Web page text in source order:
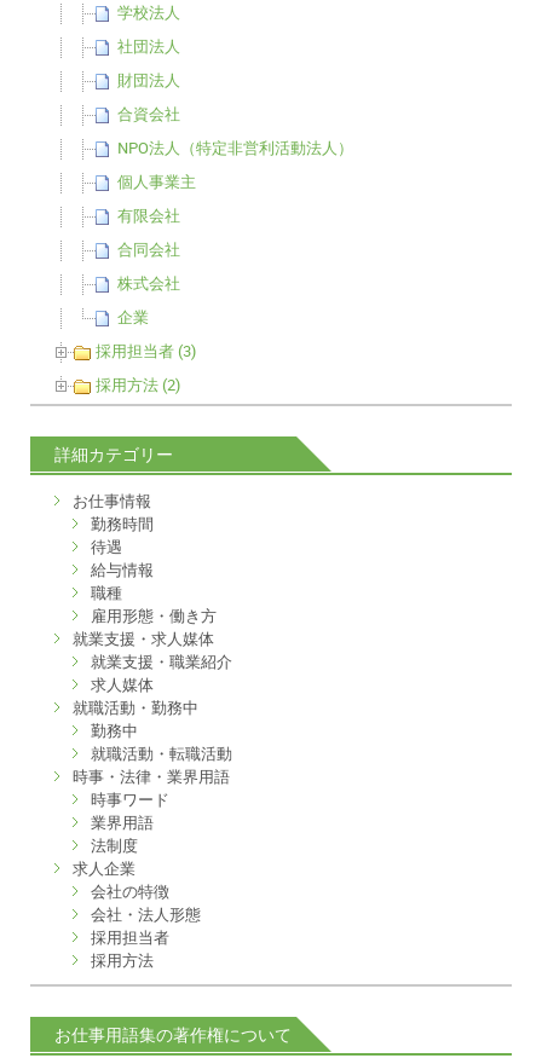
学校法人
社団法人
財団法人
合資会社
NPO法人（特定非営利活動法人）
個人事業主
有限会社
合同会社
株式会社
企業
採用担当者 (3)
採用方法 (2)
詳細カテゴリー
お仕事情報
勤務時間
待遇
給与情報
職種
雇用形態・働き方
就業支援・求人媒体
就業支援・職業紹介
求人媒体
就職活動・勤務中
勤務中
就職活動・転職活動
時事・法律・業界用語
時事ワード
業界用語
法制度
求人企業
会社の特徴
会社・法人形態
採用担当者
採用方法
お仕事用語集の著作権について